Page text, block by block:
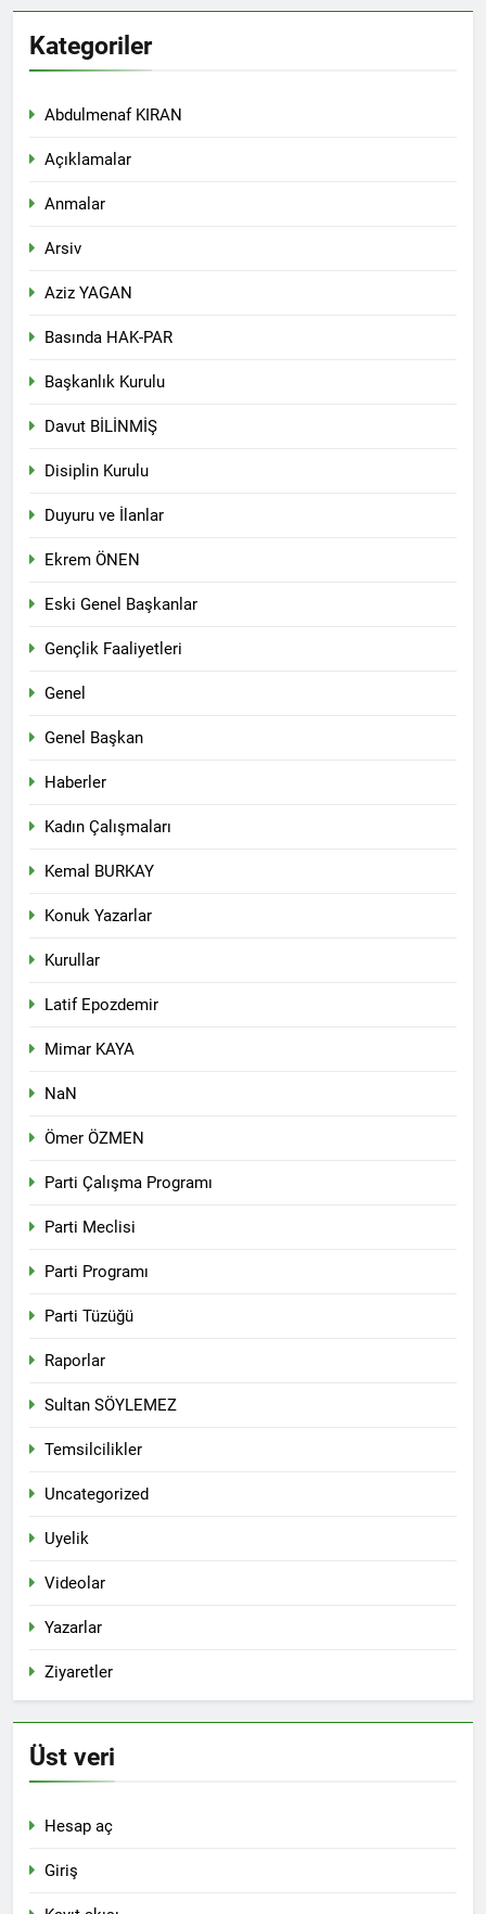
Kategoriler
Abdulmenaf KIRAN
Açıklamalar
Anmalar
Arsiv
Aziz YAGAN
Basında HAK-PAR
Başkanlık Kurulu
Davut BİLİNMİŞ
Disiplin Kurulu
Duyuru ve İlanlar
Ekrem ÖNEN
Eski Genel Başkanlar
Gençlik Faaliyetleri
Genel
Genel Başkan
Haberler
Kadın Çalışmaları
Kemal BURKAY
Konuk Yazarlar
Kurullar
Latif Epozdemir
Mimar KAYA
NaN
Ömer ÖZMEN
Parti Çalışma Programı
Parti Meclisi
Parti Programı
Parti Tüzüğü
Raporlar
Sultan SÖYLEMEZ
Temsilcilikler
Uncategorized
Uyelik
Videolar
Yazarlar
Ziyaretler
Üst veri
Hesap aç
Giriş